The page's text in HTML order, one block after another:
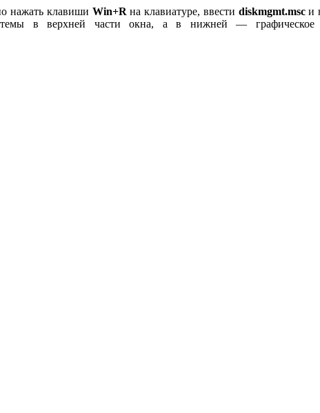
нажать клавиши Win+R на клавиатуре, ввести diskmgmt.mscи
в верхней части окна, а в нижней — графическое